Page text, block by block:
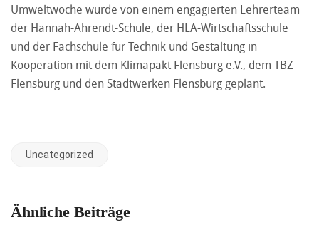
Umweltwoche wurde von einem engagierten Lehrerteam
der Hannah-Ahrendt-Schule, der HLA-Wirtschaftsschule
und der Fachschule für Technik und Gestaltung in
Kooperation mit dem Klimapakt Flensburg e.V., dem TBZ
Flensburg und den Stadtwerken Flensburg geplant.
Uncategorized
Ähnliche Beiträge